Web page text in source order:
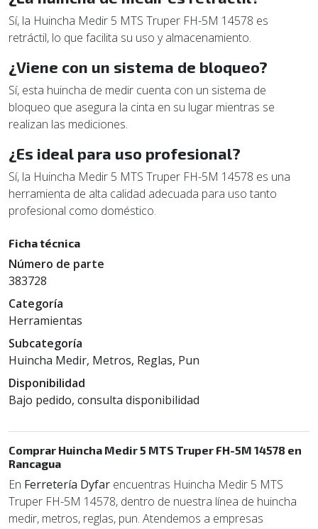
Sí, la Huincha Medir 5 MTS Truper FH-5M 14578 es
retráctil, lo que facilita su uso y almacenamiento.
¿Viene con un sistema de bloqueo?
Sí, esta huincha de medir cuenta con un sistema de
bloqueo que asegura la cinta en su lugar mientras se
realizan las mediciones.
¿Es ideal para uso profesional?
Sí, la Huincha Medir 5 MTS Truper FH-5M 14578 es una
herramienta de alta calidad adecuada para uso tanto
profesional como doméstico.
Ficha técnica
Número de parte
383728
Categoría
Herramientas
Subcategoría
Huincha Medir, Metros, Reglas, Pun
Disponibilidad
Bajo pedido, consulta disponibilidad
Comprar Huincha Medir 5 MTS Truper FH-5M 14578 en
Rancagua
En Ferretería Dyfar encuentras Huincha Medir 5 MTS
Truper FH-5M 14578, dentro de nuestra línea de huincha
medir, metros, reglas, pun. Atendemos a empresas